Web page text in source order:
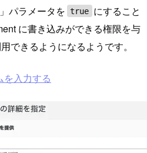
パラメータを true にすること
に書き込みができる権限を与
できるようになるようです。
を入力する